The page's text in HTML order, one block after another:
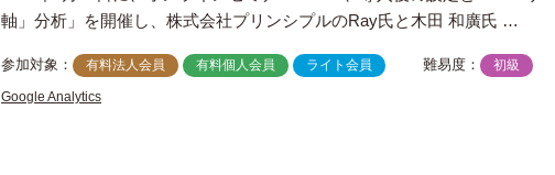
軸」分析」を開催し、株式会社プリンシプルのRay氏と木田 和廣氏 …
参加対象： 有料法人会員 有料個人会員 ライト会員 難易度： 初級
Google Analytics